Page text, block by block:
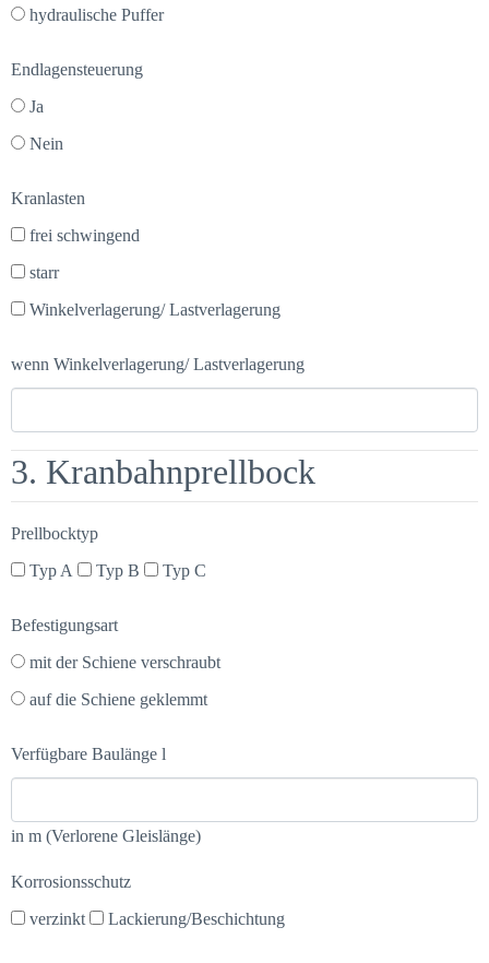
hydraulische Puffer
Endlagensteuerung
Ja
Nein
Kranlasten
frei schwingend
starr
Winkelverlagerung/ Lastverlagerung
wenn Winkelverlagerung/ Lastverlagerung
3. Kranbahnprellbock
Prellbocktyp
Typ A
Typ B Typ C
Befestigungsart
mit der Schiene verschraubt
auf die Schiene geklemmt
Verfügbare Baulänge l
in m (Verlorene Gleislänge)
Korrosionsschutz
verzinkt
Lackierung/Beschichtung